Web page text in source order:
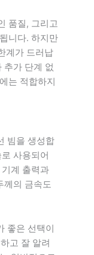
품질, 그리고
니다. 하지만
계가 드러납
추가 단계 없
는 적합하지
빔을 생성합
사용되어
계 출력과
께의 금속도
좋은 선택이
고 잘 알려